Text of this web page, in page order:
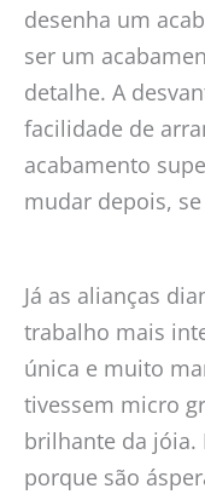
desenha um
ser um
detalhe. A
facilidade de
acabamento
mudar depois,
Já as alianças
trabalho mais
única e muito
tivessem micro
brilhante da jóia.
porque são